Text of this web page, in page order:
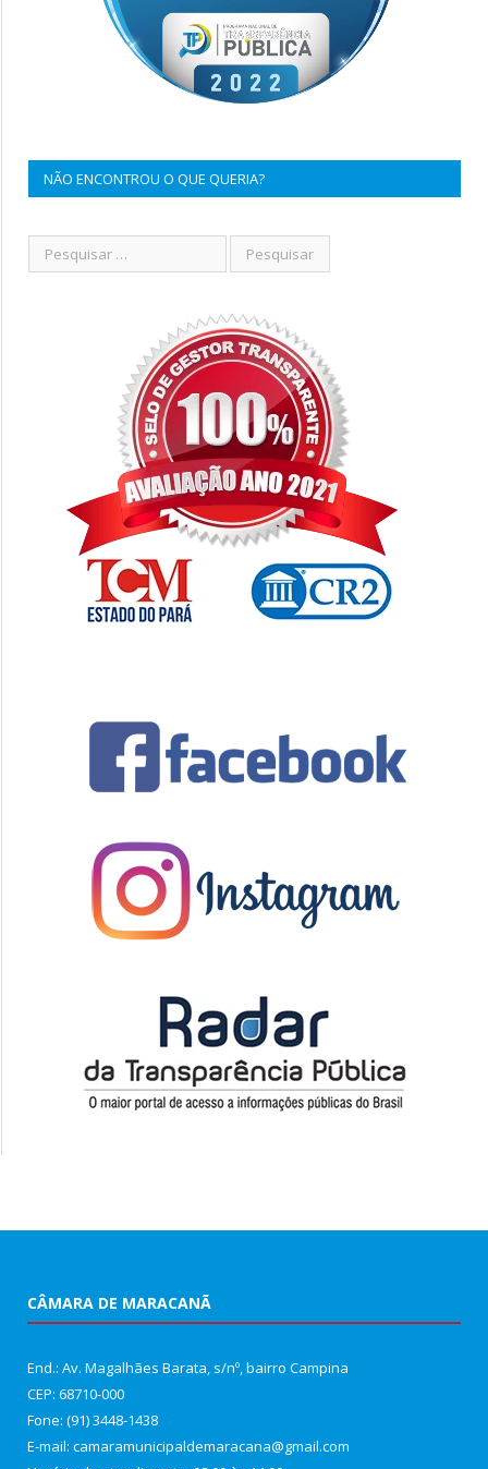
NÃO ENCONTROU O QUE QUERIA?
CÂMARA DE MARACANÃ
End.: Av. Magalhães Barata, s/nº, bairro Campina
CEP: 68710-000
Fone: (91) 3448-1438
E-mail: camaramunicipaldemaracana@gmail.com